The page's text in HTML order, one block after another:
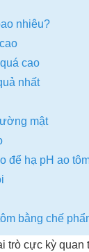
nhiêu?
cao
nhất
mật
để hạ pH ao
bằng chế
trò cực kỳ